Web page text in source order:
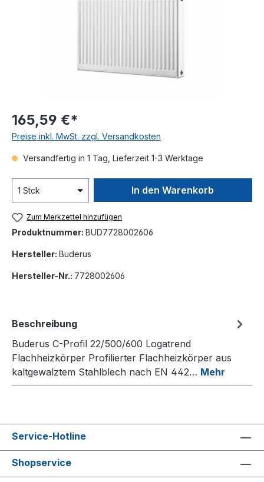
165,59 €*
Preise inkl. MwSt. zzgl. Versandkosten
Versandfertig in 1 Tag, Lieferzeit 1-3 Werktage
In den Warenkorb
Zum Merkzettel hinzufügen
Produktnummer: BUD7728002606
Hersteller: Buderus
Hersteller-Nr.: 7728002606
Beschreibung
Buderus C-Profil 22/500/600 Logatrend
Flachheizkörper Profilierter Flachheizkörper aus
kaltgewalztem Stahlblech nach EN 442… Mehr
Service-Hotline
Shopservice